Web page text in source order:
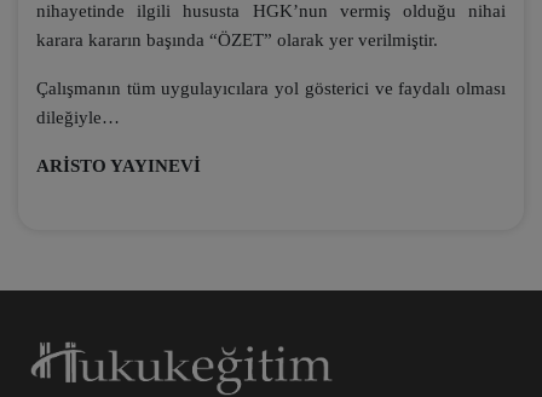
nihayetinde ilgili hususta HGK’nun vermiş olduğu nihai
karara kararın başında “ÖZET” olarak yer verilmiştir.
Çalışmanın tüm uygulayıcılara yol gösterici ve faydalı olması
dileğiyle…
ARİSTO YAYINEVİ